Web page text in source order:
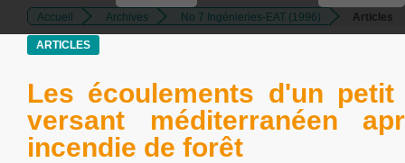
Main
Navigation
Sidebar
Accueil Archives No 7 Ingénieries-EAT (1996) Articles
ARTICLES
Les écoulements d'un petit
versant méditerranéen
incendie de forêt